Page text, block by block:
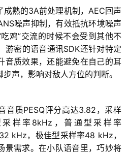
成熟的3A前处理机制，AEC回声
噪声抑制，有效抵抗环境噪声
鸡”交流的时候不会受到其他不
游密的语音通讯SDK还针对特定
音质效果，还能避免在自己的耳
声，影响对敌人方位的判断。
音质PESQ评分高达3.82，采样
样率8kHz，普通型采样率
kHz，极佳型采样率48 kHz，
景需求。在小队语音里，巧妙将